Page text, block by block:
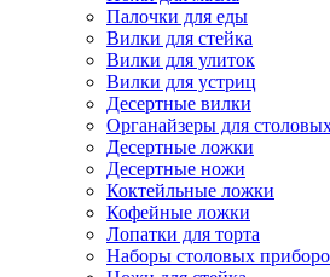
Палочки для еды
Вилки для стейка
Вилки для улиток
Вилки для устриц
Десертные вилки
Органайзеры для
Десертные ложки
Десертные ножи
Коктейльные ложки
Кофейные ложки
Лопатки для торта
Наборы столовых